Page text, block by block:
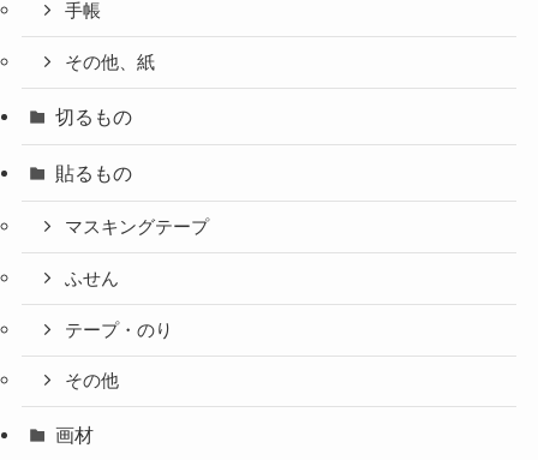
手帳
その他、紙
切るもの
貼るもの
マスキングテープ
ふせん
テープ・のり
その他
画材